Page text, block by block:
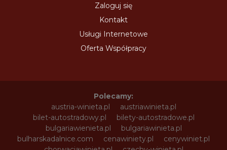
Zaloguj się
Kontakt
Usługi Internetowe
Oferta Współpracy
Polecamy:
austria-winieta.pl
austriawinieta.pl
bilet-autostradowy.pl
bilety-autostradowe.pl
bulgariawienieta.pl
bulgariawinieta.pl
bulharskadalnice.com
cenawiniety.pl
cenywiniet.pl